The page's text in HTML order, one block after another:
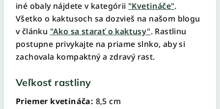
iné obaly nájdete v kategórii "Kvetináče".
Všetko o kaktusoch sa dozvieš na našom blogu
v článku "Ako sa starať o kaktusy". Rastlinu
postupne privykajte na priame slnko, aby si
zachovala kompaktný a zdravý rast.
Veľkosť rastliny
Priemer kvetináča: 8,5 cm